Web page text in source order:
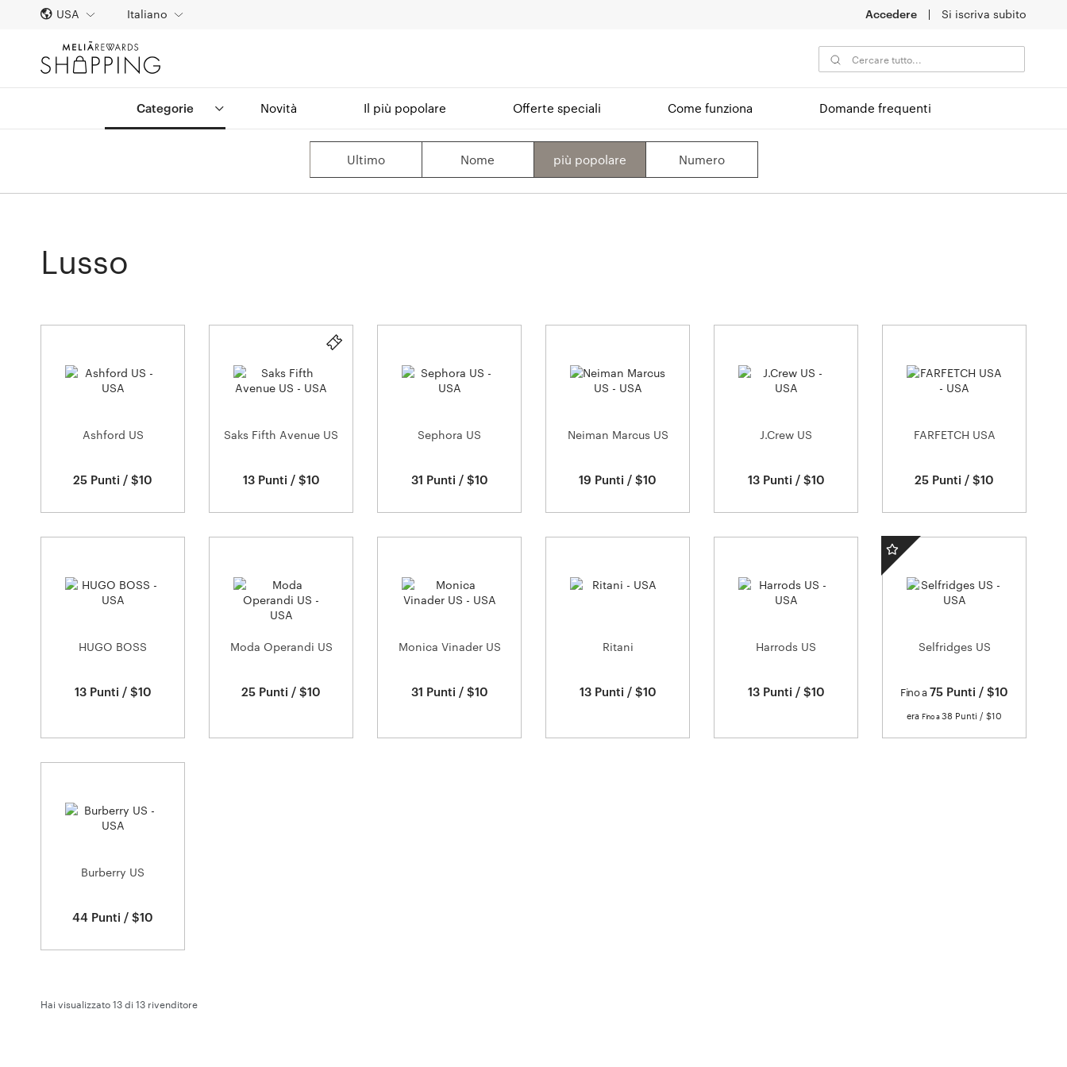
Accedere Si iscriva subito
USA Italiano
Categorie Novità Il più popolare Offerte speciali Come funziona Domande frequenti
Ultimo Nome più popolare Numero
Lusso
Ashford US
25 Punti / $10
Saks Fifth Avenue US
13 Punti / $10
Sephora US
31 Punti / $10
Neiman Marcus US
19 Punti / $10
J.Crew US
13 Punti / $10
FARFETCH USA
25 Punti / $10
HUGO BOSS
13 Punti / $10
Moda Operandi US
25 Punti / $10
Monica Vinader US
31 Punti / $10
Ritani
13 Punti / $10
Harrods US
13 Punti / $10
Selfridges US
Fino a 75 Punti / $10
era Fino a38 Punti / $10
Burberry US
44 Punti / $10
Hai visualizzato 13 di 13 rivenditore